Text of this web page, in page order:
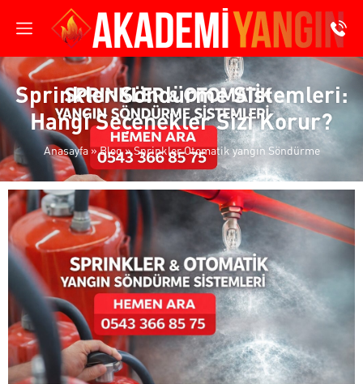
Sprinkler Söndürme Sistemleri:
Hangi Seçenekler Sizi Korur?
Anasayfa»Blog»Sprinkler Otomatik yangın Söndürme